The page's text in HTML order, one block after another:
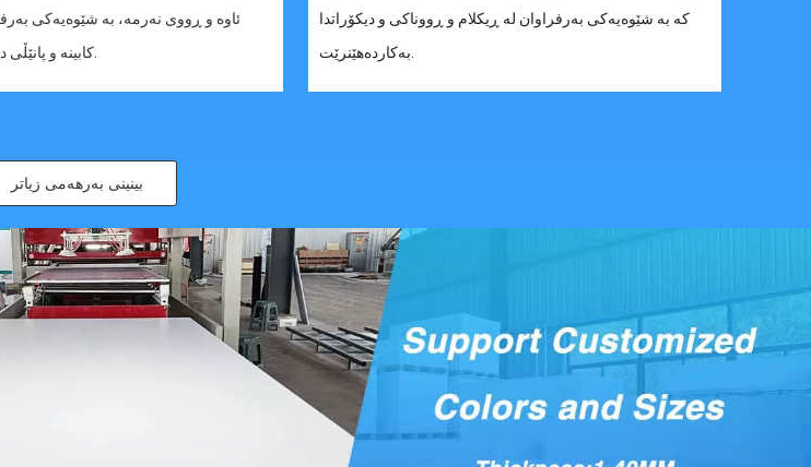
ئاوە و ڕووی نەرمە، بە شێوەیەکی
کە بە شێوەیەکی بەرفراوان لە ڕیکلام و ڕووناکی و دیکۆراتدا
بینینی بەرهەمی زیاتر